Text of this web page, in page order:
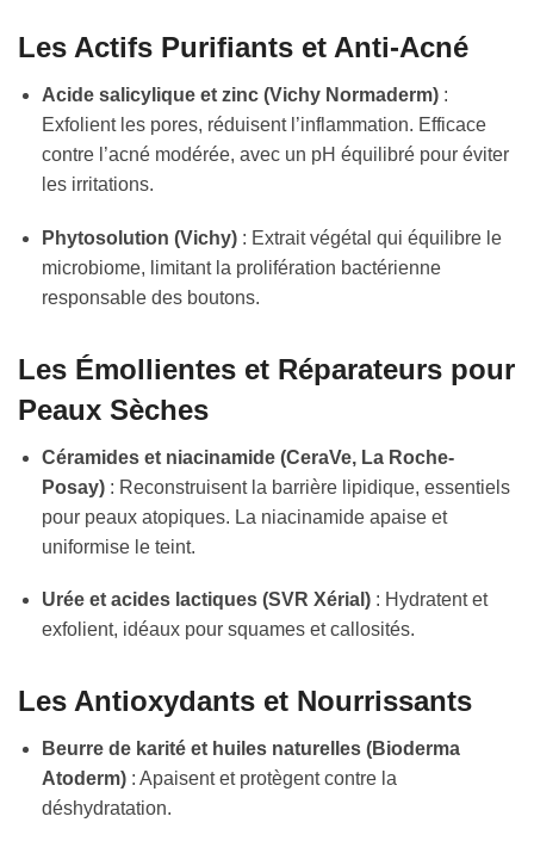
Les Actifs Purifiants et Anti-Acné
Acide salicylique et zinc (Vichy Normaderm) :
Exfolient les pores, réduisent l’inflammation. Efficace
contre l’acné modérée, avec un pH équilibré pour éviter
les irritations.
Phytosolution (Vichy) : Extrait végétal qui équilibre le
microbiome, limitant la prolifération bactérienne
responsable des boutons.
Les Émollientes et Réparateurs pour
Peaux Sèches
Céramides et niacinamide (CeraVe, La Roche-
Posay) : Reconstruisent la barrière lipidique, essentiels
pour peaux atopiques. La niacinamide apaise et
uniformise le teint.
Urée et acides lactiques (SVR Xérial) : Hydratent et
exfolient, idéaux pour squames et callosités.
Les Antioxydants et Nourrissants
Beurre de karité et huiles naturelles (Bioderma
Atoderm) : Apaisent et protègent contre la
déshydratation.